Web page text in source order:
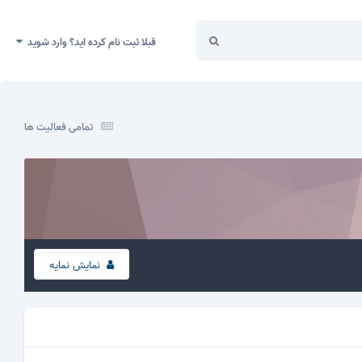
قبلا ثبت نام کرده اید؟ وارد شوید
تمامی فعالیت ها
نمایش نمایه